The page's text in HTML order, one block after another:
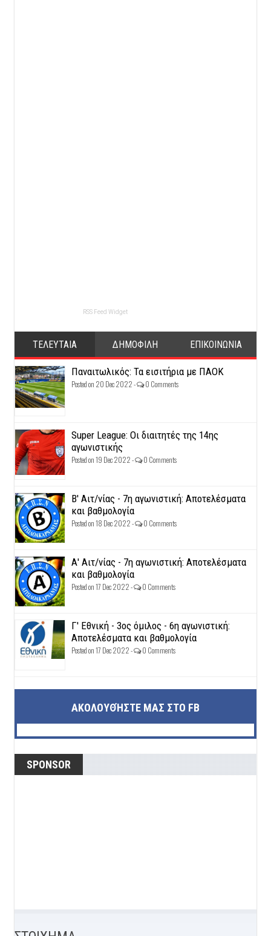
RSS Feed Widget
ΤΕΛΕΥΤΑΙΑ ΔΗΜΟΦΙΛΗ ΕΠΙΚΟΙΝΩΝΙΑ
Παναιτωλικός: Τα εισιτήρια με ΠΑΟΚ
Posted on 20 Dec 2022 - 0 Comments
Super League: Οι διαιτητές της 14ης
αγωνιστικής
Posted on 19 Dec 2022 - 0 Comments
Β' Αιτ/νίας - 7η αγωνιστική: Αποτελέσματα
και βαθμολογία
Posted on 18 Dec 2022 - 0 Comments
Α' Αιτ/νίας - 7η αγωνιστική: Αποτελέσματα
και βαθμολογία
Posted on 17 Dec 2022 - 0 Comments
Γ' Εθνική - 3ος όμιλος - 6η αγωνιστική:
Αποτελέσματα και βαθμολογία
Posted on 17 Dec 2022 - 0 Comments
ΑΚΟΛΟΥΘΉΣΤΕ ΜΑΣ ΣΤΟ FB
SPONSOR